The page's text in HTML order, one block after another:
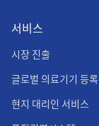
서비스
시장 진출
글로벌 의료기기 등록
현지 대리인 서비스